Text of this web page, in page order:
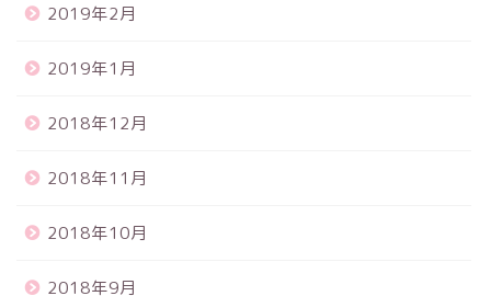
2019年2月
2019年1月
2018年12月
2018年11月
2018年10月
2018年9月